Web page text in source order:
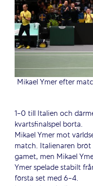
Mikael Ymer efter
1-0 till Italien och
kvartsfinalspel borta.
Mikael Ymer mot
match. Italienaren
gamet, men Mikael
Ymer spelade stabilt
första set med 6-4.